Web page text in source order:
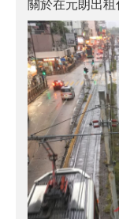
關於在元朗出